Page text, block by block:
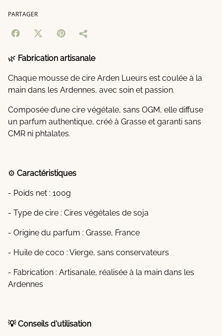
PARTAGER
🌿 Fabrication artisanale
Chaque mousse de cire Arden Lueurs est coulée à la
main dans les Ardennes, avec soin et passion.
Composée d’une cire végétale, sans OGM, elle diffuse
un parfum authentique, créé à Grasse et garanti sans
CMR ni phtalates.
⚙️ Caractéristiques
- Poids net : 100g
- Type de cire : Cires végétales de soja
- Origine du parfum : Grasse, France
- Huile de coco : Vierge, sans conservateurs
- Fabrication : Artisanale, réalisée à la main dans les
Ardennes
💡 Conseils d'utilisation